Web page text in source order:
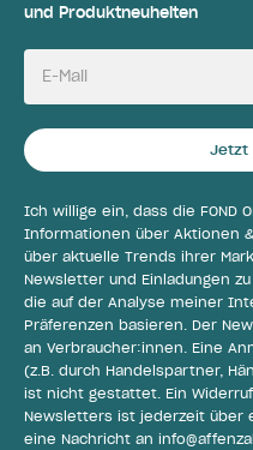
und Produktneuheiten
E-Mail
Jetzt
Ich willige ein, dass die FOND
Informationen über Aktionen
über aktuelle Trends ihrer
Newsletter und Einladungen
die auf der Analyse meiner
Präferenzen basieren. Der
an Verbraucher:innen. Eine
(z.B. durch Handelspartner,
ist nicht gestattet. Ein
Newsletters ist jederzeit über
eine Nachricht an